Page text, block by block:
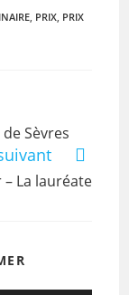
, PRIX, PRIX
Sèvres
– La lauréate